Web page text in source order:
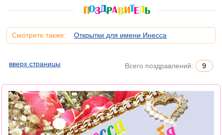
Смотрите также: Открытки для имени Инесса
вверх страницы Всего поздравлений: 9